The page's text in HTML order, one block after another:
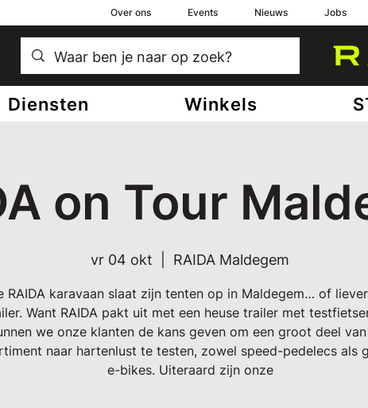
Over ons Events Nieuws Jobs
Diensten Winkels
on Tour
vr 04 okt RAIDA Maldegem
RAIDA karavaan slaat zijn tenten op in Maldegem… of
Want RAIDA pakt uit met een heuse trailer met
we onze klanten de kans geven om een groot deel
naar hartenlust te testen, zowel speed-pedelecs als
e-bikes. Uiteraard zijn onze